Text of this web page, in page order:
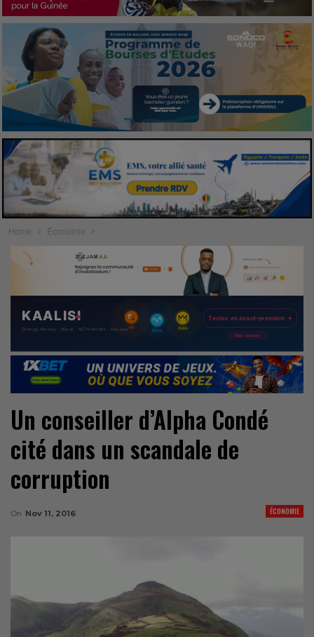
Home Économie
Un conseiller d’Alpha Condé
cité dans un scandale de
corruption
ÉCONOMIE
On Nov 11, 2016